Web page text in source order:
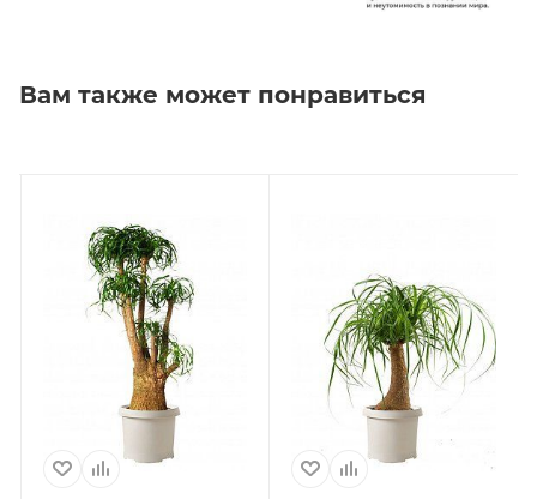
Вам также может понравиться